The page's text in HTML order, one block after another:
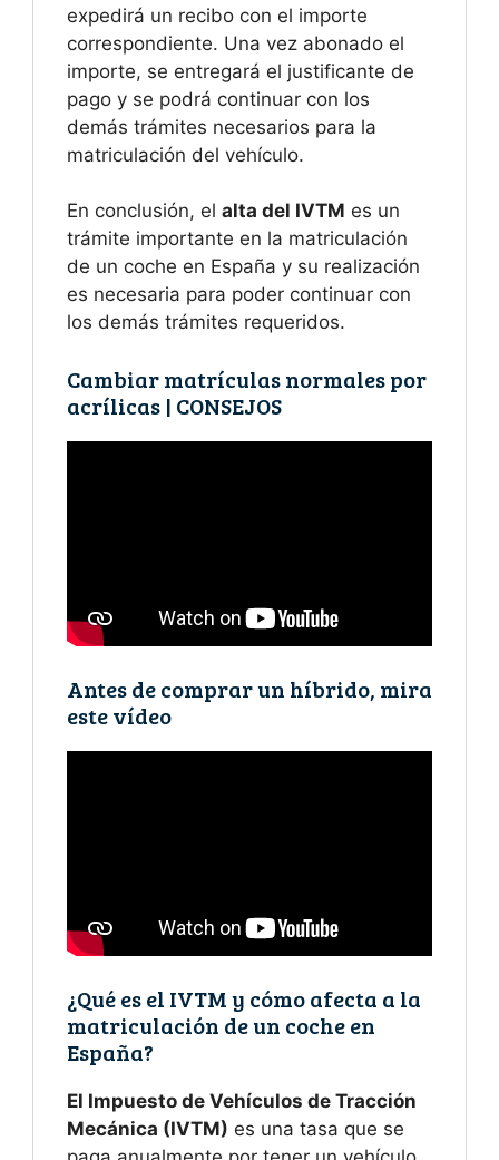
expedirá un recibo con el importe
correspondiente. Una vez abonado el
importe, se entregará el justificante de
pago y se podrá continuar con los
demás trámites necesarios para la
matriculación del vehículo.
En conclusión, el alta del IVTM es un
trámite importante en la matriculación
de un coche en España y su realización
es necesaria para poder continuar con
los demás trámites requeridos.
Cambiar matrículas normales por
acrílicas | CONSEJOS
Antes de comprar un híbrido, mira
este vídeo
¿Qué es el IVTM y cómo afecta a la
matriculación de un coche en
España?
El Impuesto de Vehículos de Tracción
Mecánica (IVTM) es una tasa que se